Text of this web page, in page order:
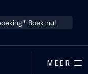
Boek nu!
MEER